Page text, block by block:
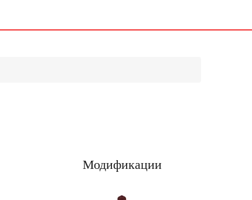
Модификации